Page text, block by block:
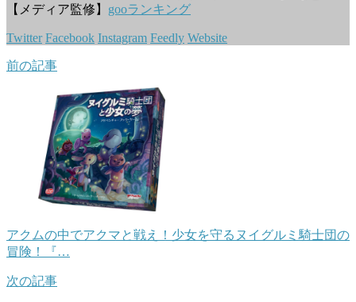
【メディア監修】 gooランキング
Twitter Facebook Instagram Feedly Website
前の記事
アクムの中でアクマと戦え！少女を守るヌイグルミ騎士団の
冒険！『…
次の記事